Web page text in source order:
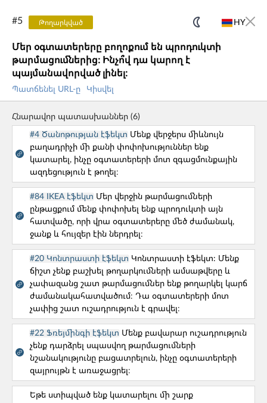
UX CORE GUIDE
PERSONA
Մեր նախագծերը
#5 Թողարկված HY
Մեր օգտատերերը բողոքում են պրոդուկտի
թարմացումներից։ Ինչո՞վ դա կարող է
պայմանավորված լինել։
Պատճենել URL-ը Կիսվել
Հնարավոր պատասխաններ (6)
#4 Ծանոթության էֆեկտ Մենք վերջերս միևնույն
բաղադրիչի մի քանի փոփոխություններ ենք
կատարել, ինչը օգտատերերի մոտ զգացմունքային
ազդեցություն է թողել։
#84 IKEA էֆեկտ Մեր վերջին թարմացումների
ընթացքում մենք փոփոխել ենք պրոդուկտի այն
հատվածը, որի վրա օգտատերերը մեծ ժամանակ,
ջանք և հույզեր էին ներդրել։
#20 Կոնտրաստի էֆեկտ Կոնտրաստի էֆեկտ: Մենք
ճիշտ չենք բաշխել թողարկումների ամսաթվերը և
չափազանց շատ թարմացումներ ենք թողարկել կարճ
ժամանակահատվածում։ Դա օգտատերերի մոտ
չափից շատ ուշադրություն է գրավել։
#22 Ֆռեյմինգի էֆեկտ Մենք բավարար ուշադրություն
չենք դարձրել սպասվող թարմացումների
նշանակությունը բացատրելուն, ինչը օգտատերերի
զայրույթն է առաջացրել։
Եթե ստիպված ենք կատարելու մի շարք
UX CORE GUIDE
UXCG-ը անվճար գործիք է, որը օգնում է հասկանալ
պրոդուկտ և պրոյեկտ մենեջմենթի ամենատարածված
խնդիրները՝ կոգնիտիվ գիտության և վարքագծային
տնտեսագիտության տեսանկյունից։
ԸՆՏՐԵՔ ՁԵՐ ՊՐՈՅԵԿՏԻ ՓՈՒԼԸ
Պրոդուկտի փուլը Բոլոր հարցերը
Թիմի կազմավորում Մշակում